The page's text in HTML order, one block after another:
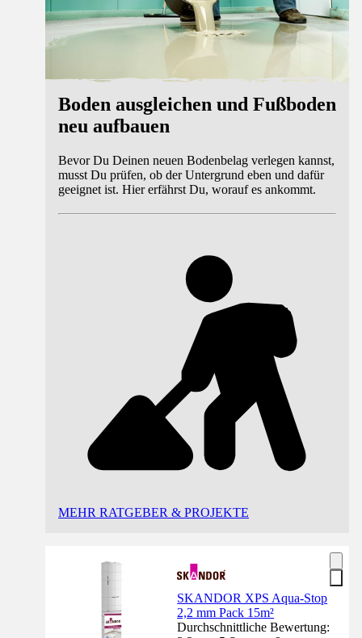
Boden ausgleichen und Fußboden
neu aufbauen
Bevor Du Deinen neuen Bodenbelag verlegen kannst,
musst Du prüfen, ob der Untergrund eben und dafür
geeignet ist. Hier erfährst Du, worauf es ankommt.
MEHR RATGEBER & PROJEKTE
SKANDOR XPS Aqua-Stop
2,2 mm Pack 15m²
Durchschnittliche Bewertung: